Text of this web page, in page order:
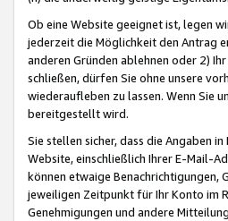
Ob eine Website geeignet ist, legen
jederzeit die Möglichkeit den Antrag
anderen Gründen ablehnen oder 2)
schließen, dürfen Sie ohne unsere
wiederaufleben zu lassen. Wenn Sie
bereitgestellt wird.
Sie stellen sicher, dass die Angaben
Website, einschließlich Ihrer E-Mail-
können etwaige Benachrichtigungen,
jeweiligen Zeitpunkt für Ihr Konto im
Genehmigungen und andere